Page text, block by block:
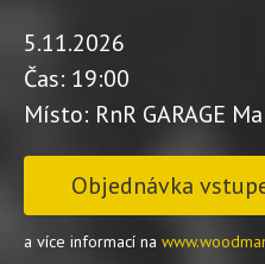
5.11.2026
Čas: 19:00
Místo: RnR GARAGE
Objednávka
a více informací na